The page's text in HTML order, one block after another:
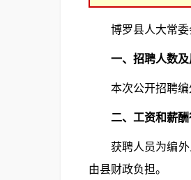
博罗县人大常委
一、招聘人数
本次公开招聘编
二、工资和薪
获聘人员为编外
由县财政负担。